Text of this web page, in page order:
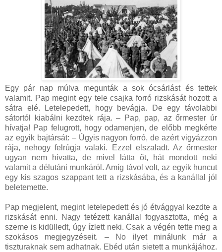
Egy pár nap múlva megunták a sok ócsárlást és tettek
valamit. Pap megint egy tele csajka forró rizskását hozott a
sátra elé. Letelepedett, hogy bevágja. De egy távolabbi
sátortól kiabálni kezdtek rája. – Pap, pap, az őrmester úr
hívatja! Pap felugrott, hogy odamenjen, de előbb megkérte
az egyik bajtársát: – Úgyis nagyon forró, de azért vigyázzon
rája, nehogy felrúgja valaki. Ezzel elszaladt. Az őrmester
ugyan nem hivatta, de mivel látta őt, hát mondott neki
valamit a délutáni munkáról. Amíg távol volt, az egyik huncut
egy kis szagos szappant tett a rizskásába, és a kanállal jól
beletemette.
Pap megjelent, megint letelepedett és jó étvággyal kezdte a
rizskását enni. Nagy tetézett kanállal fogyasztotta, még a
szeme is kidülledt, úgy ízlett neki. Csak a végén tette meg a
szokásos megjegyzéseit. – No ilyet minálunk már a
tiszturaknak sem adhatnak. Ebéd után sietett a munkájához.